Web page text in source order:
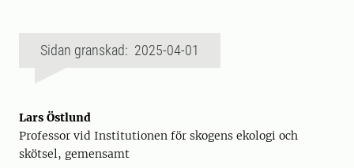
Sidan granskad: 2025-04-01
Lars Östlund
Professor vid Institutionen för skogens ekologi och
skötsel, gemensamt